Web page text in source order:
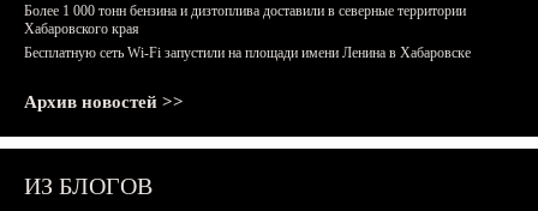
Более 1 000 тонн бензина и дизтоплива доставили в северные территории
Хабаровского края
Бесплатную сеть Wi-Fi запустили на площади имени Ленина в Хабаровске
Архив новостей >>
ИЗ БЛОГОВ